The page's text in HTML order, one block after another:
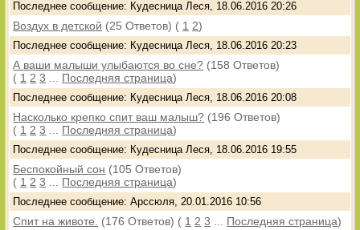
Последнее сообщение: Кудесница Леся, 18.06.2016 20:26
Воздух в детской (25 Ответов) ( 1 2)
Последнее сообщение: Кудесница Леся, 18.06.2016 20:23
А ваши малыши улыбаются во сне? (158 Ответов)
( 1 2 3 Последняя страница)
Последнее сообщение: Кудесница Леся, 18.06.2016 20:08
Насколько крепко спит ваш малыш? (196 Ответов)
( 1 2 3 Последняя страница)
Последнее сообщение: Кудесница Леся, 18.06.2016 19:55
Беспокойный сон (105 Ответов)
( 1 2 3 Последняя страница)
Последнее сообщение: Арссюля, 20.01.2016 10:56
Спит на животе. (176 Ответов) ( 1 2 3 Последняя страница)